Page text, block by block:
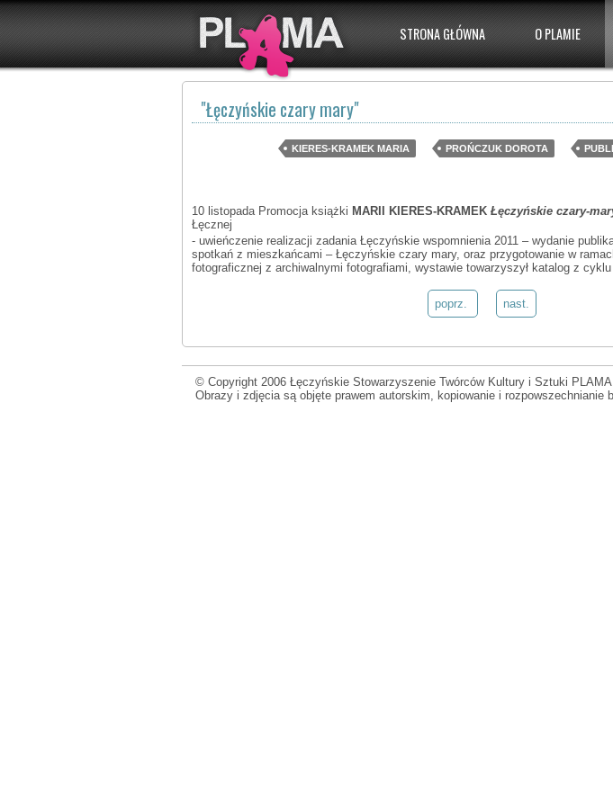
STRONA GŁÓWNA O PLAMIE
"Łęczyńskie czary mary"
KIERES-KRAMEK MARIA PROŃCZUK DOROTA
10 listopada Promocja książki MARII KIERES-KRAMEK Łęczyńskie czary-
Łęcznej
- uwieńczenie realizacji zadania Łęczyńskie wspomnienia 2011 – wydanie
spotkań z mieszkańcami – Łęczyńskie czary mary, oraz przygotowanie w
fotograficznej z archiwalnymi fotografiami, wystawie towarzyszył katalog z
poprz. nast.
© Copyright 2006 Łęczyńskie Stowarzyszenie Twórców Kultury i Sztuki
Obrazy i zdjęcia są objęte prawem autorskim, kopiowanie i rozpowszechnianie